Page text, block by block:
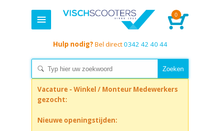
0
Hulp nodig? Bel direct0342 42 40 44
Vacature - Winkel / Monteur Medewerkers
gezocht:
Nieuwe openingstijden: